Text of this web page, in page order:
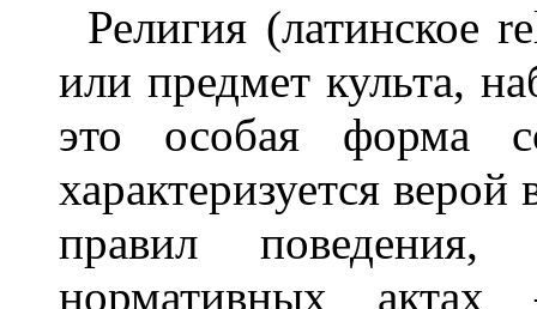
Религия (латинское
или предмет культа,
это особая форма
характеризуется верой
правил
нормативных